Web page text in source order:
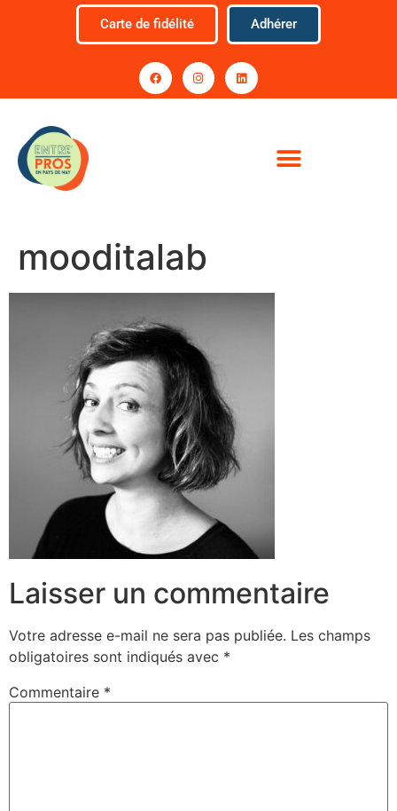
Carte de fidélité Adhérer
mooditalab
Laisser un commentaire
Votre adresse e-mail ne sera pas publiée. Les champs
obligatoires sont indiqués avec *
Commentaire *